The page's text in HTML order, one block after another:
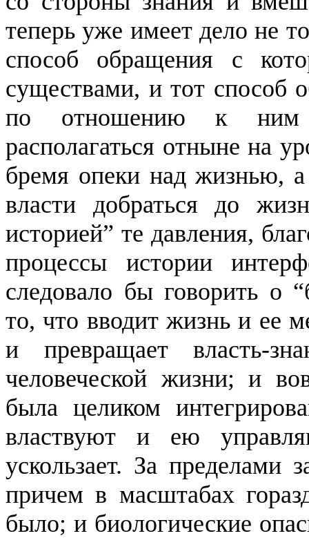
теперь уже имеет дело не
способ обращения с
существами, и тот способ
по отношению к ним
располагаться отныне на
бремя опеки над жизнью, а
власти добраться до
историей” те давления,
процессы истории
следовало бы говорить о “
то, что вводит жизнь и ее
и превращает власть-
человеческой жизни; и
была целиком
властвуют и ею
ускользает. За пределами
причем в масштабах
было; и биологические